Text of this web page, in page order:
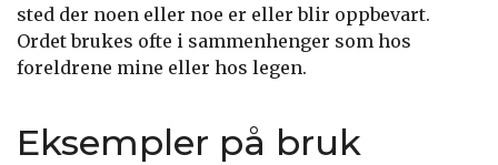
sted der noen eller noe er eller blir oppbevart.
Ordet brukes ofte i sammenhenger som hos
foreldrene mine eller hos legen.
Eksempler på bruk